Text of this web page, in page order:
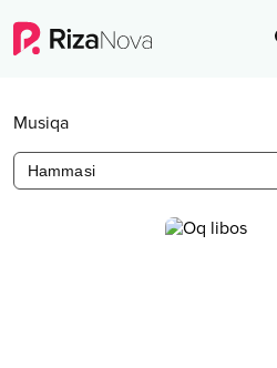
Musiqa
Hammasi